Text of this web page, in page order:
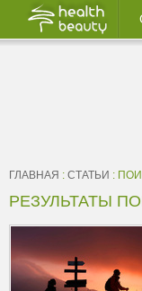
ГЛАВНАЯ : СТАТЬИ :
РЕЗУЛЬТАТЫ